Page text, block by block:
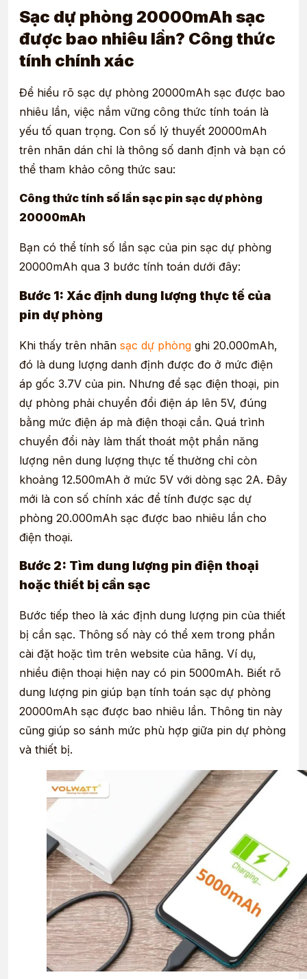
Sạc dự phòng 20000mAh sạc
được bao nhiêu lần? Công thức
tính chính xác
Để hiểu rõ sạc dự phòng 20000mAh sạc được bao
nhiêu lần, việc nắm vững công thức tính toán là
yếu tố quan trọng. Con số lý thuyết 20000mAh
trên nhãn dán chỉ là thông số danh định và bạn có
thể tham khảo công thức sau:
Công thức tính số lần sạc pin sạc dự phòng
20000mAh
Bạn có thể tính số lần sạc của pin sạc dự phòng
20000mAh qua 3 bước tính toán dưới đây:
Bước 1: Xác định dung lượng thực tế của
pin dự phòng
Khi thấy trên nhãn sạc dự phòng ghi 20.000mAh,
đó là dung lượng danh định được đo ở mức điện
áp gốc 3.7V của pin. Nhưng để sạc điện thoại, pin
dự phòng phải chuyển đổi điện áp lên 5V, đúng
bằng mức điện áp mà điện thoại cần. Quá trình
chuyển đổi này làm thất thoát một phần năng
lượng nên dung lượng thực tế thường chỉ còn
khoảng 12.500mAh ở mức 5V với dòng sạc 2A. Đây
mới là con số chính xác để tính được sạc dự
phòng 20.000mAh sạc được bao nhiêu lần cho
điện thoại.
Bước 2: Tìm dung lượng pin điện thoại
hoặc thiết bị cần sạc
Bước tiếp theo là xác định dung lượng pin của thiết
bị cần sạc. Thông số này có thể xem trong phần
cài đặt hoặc tìm trên website của hãng. Ví dụ,
nhiều điện thoại hiện nay có pin 5000mAh. Biết rõ
dung lượng pin giúp bạn tính toán sạc dự phòng
20000mAh sạc được bao nhiêu lần. Thông tin này
cũng giúp so sánh mức phù hợp giữa pin dự phòng
và thiết bị.